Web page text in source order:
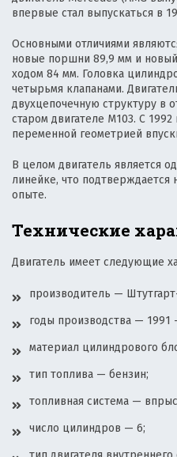
впервые стал выпускаться в
Основными отличиями
новые поршни 89,9 мм и
ходом 84 мм. Головка
четырьмя клапанами.
двухцепочечную структуру в
старом двигателе M103. С
переменной геометрией
В целом двигатель является
линейке, что подтверждается
опыте.
Технические
Двигатель имеет следующие
производитель —
годы производства — 1991
материал цилиндрового
тип топлива — бензин;
топливная система —
число цилиндров — 6;